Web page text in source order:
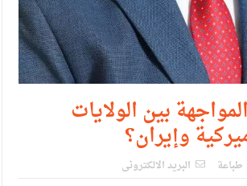
بين الولايات
وإيران؟
طباعة البريد الالكترونى